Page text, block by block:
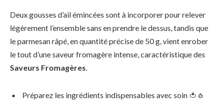
Deux gousses d’ail émincées sont à incorporer pour relever
légèrement l’ensemble sans en prendre le dessus, tandis que
le parmesan râpé, en quantité précise de 50 g, vient enrober
le tout d’une saveur fromagère intense, caractéristique des
Saveurs Fromagères.
Préparez les ingrédients indispensables avec soin 🍅🧄